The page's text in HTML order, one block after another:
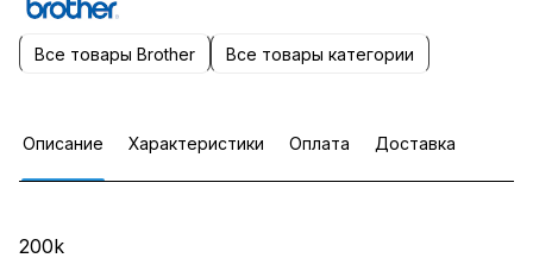
Все товары Brother Все товары категории
Описание Характеристики Оплата Доставка
200k